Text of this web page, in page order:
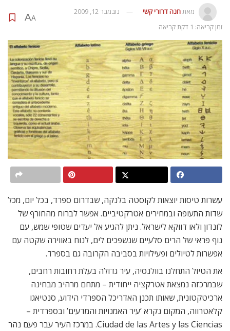
מאתחנה דרורי קשי
נובמבר 12, 2009
זמן קריאה: 1 דקת קריאה
A
A
עשרות טיסות יוצאות לקוסטה בלנקה, שבדרום ספרד, בכל יום, מכל
שדות התעופה ובמחירים אטרקטיביים. אפשר לברוח מהחורף של
לונדון ולאו דווקא לישראל. ניתן להגיע אל יעדים שטופי שמש, עם
נוף פראי של הרים סלעיים שנשפכים לים, לנוח באווירה שקטה עם
אפשרות לטיולים ופעילויות בסביבה הקרובה גם בספרד.
את הטיול התחלנו בוולנסיה, עיר גדולה בעלת רחובות רחבים,
שבמרכזה נמצאת אטרקציה ייחודית – מתחם מרהיב מבחינה
ארכיטקטונית, שאותו תכנן האדריכל הספרדי הידוע, סנטיאגו
קלאטרווה, המקום נקרא ‘עיר האמנויות והמדעים’ ובספרדית –
Ciudad de las Artes y las Ciencias. במרכז העיר עבר פעם נהר